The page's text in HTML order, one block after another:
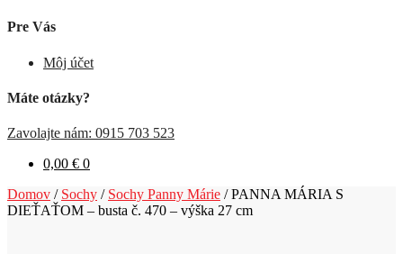
Pre Vás
Môj účet
Máte otázky?
Zavolajte nám: 0915 703 523
0,00 € 0
Domov / Sochy / Sochy Panny Márie /PANNA MÁRIA S
DIEŤAŤOM – busta č. 470 – výška 27 cm